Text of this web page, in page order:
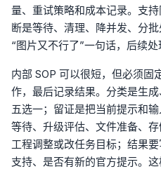
量、重试策略和成本记录。支
断是等待、清理、降并发、分
“图片又不行了”一句话，后续处
内部 SOP 可以很短，但必须固
作，最后记录结果。分类是生
五选一；留证是把当前提示和
等待、升级评估、文件准备、
工程调整或改任务目标；结果
支持、是否有新的官方提示。